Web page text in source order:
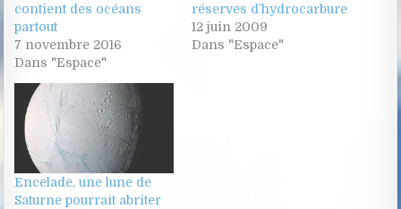
contient des océans
partout
7 novembre 2016
Dans "Espace"
réserves d’hydrocarbure
12 juin 2009
Dans "Espace"
Encelade, une lune de
Saturne pourrait abriter